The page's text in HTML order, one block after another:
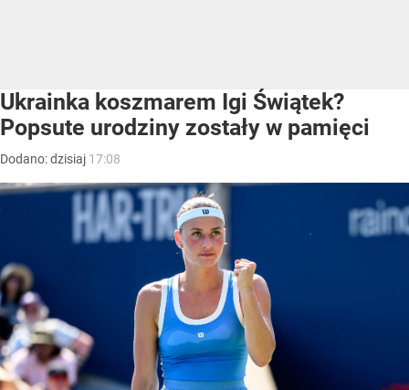
Ukrainka koszmarem Igi Świątek?
Popsute urodziny zostały w pamięci
Dodano:dzisiaj 17:08